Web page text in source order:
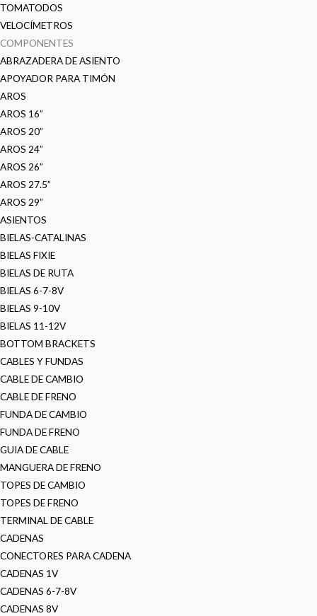
TOMATODOS
VELOCÍMETROS
COMPONENTES
ABRAZADERA DE ASIENTO
APOYADOR PARA TIMÓN
AROS
AROS 16”
AROS 20”
AROS 24”
AROS 26”
AROS 27.5”
AROS 29”
ASIENTOS
BIELAS-CATALINAS
BIELAS FIXIE
BIELAS DE RUTA
BIELAS 6-7-8V
BIELAS 9-10V
BIELAS 11-12V
BOTTOM BRACKETS
CABLES Y FUNDAS
CABLE DE CAMBIO
CABLE DE FRENO
FUNDA DE CAMBIO
FUNDA DE FRENO
GUIA DE CABLE
MANGUERA DE FRENO
TOPES DE CAMBIO
TOPES DE FRENO
TERMINAL DE CABLE
CADENAS
CONECTORES PARA CADENA
CADENAS 1V
CADENAS 6-7-8V
CADENAS 8V